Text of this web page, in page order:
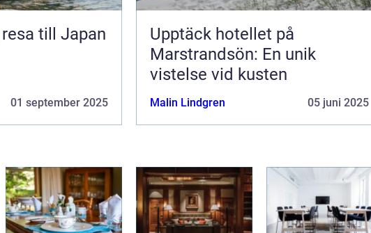
till Japan
01 september 2025
Upptäck hotellet på
Marstrandsön: En unik
vistelse vid kusten
Malin Lindgren 05 juni 2025